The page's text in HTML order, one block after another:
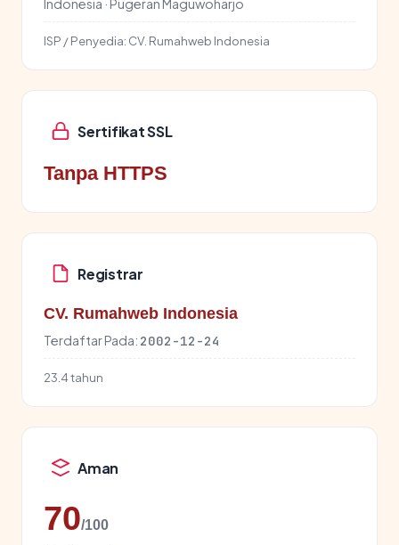
Indonesia · Pugeran Maguwoharjo
ISP / Penyedia: CV. Rumahweb Indonesia
Sertifikat SSL
Tanpa HTTPS
Registrar
CV. Rumahweb Indonesia
Terdaftar Pada: 2002-12-24
23.4 tahun
Aman
70/100